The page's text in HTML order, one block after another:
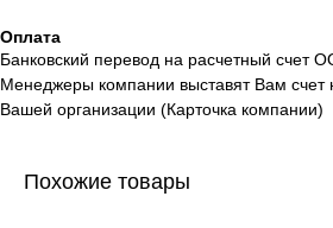
Оплата
Банковский перевод на расчетный
Менеджеры компании выставят Вам счет
Вашей организации (Карточка компании)
Похожие товары